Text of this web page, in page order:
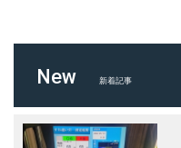
New 新着記事